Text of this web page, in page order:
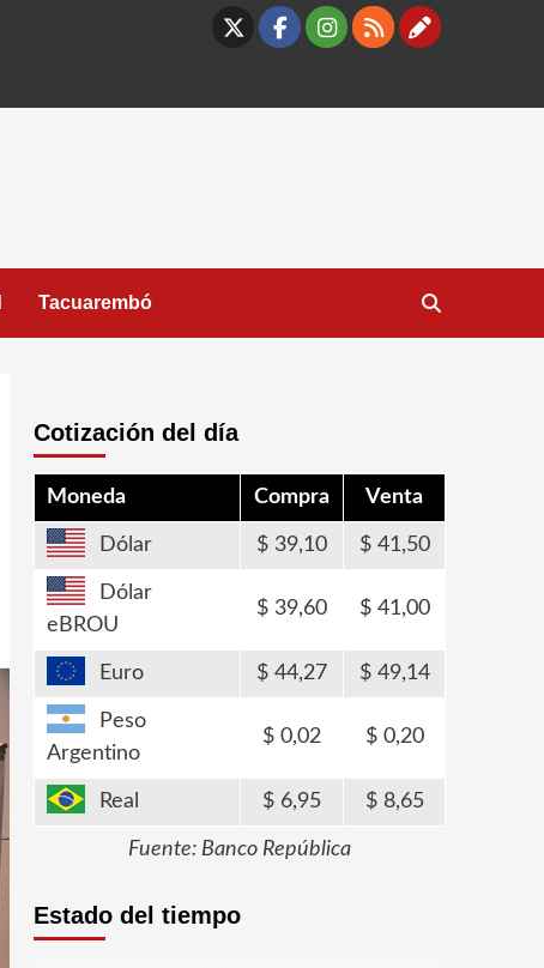
X Facebook
Instagram
RSS
Tacuarembó
Cotización del día
Moneda Compra Venta
Dólar 39,10 41,50
Dólar
eBROU
39,60 41,00
Euro 44,27 49,14
Peso
Argentino
0,02 0,20
Real 6,95 8,65
Fuente: Banco República
Estado del tiempo